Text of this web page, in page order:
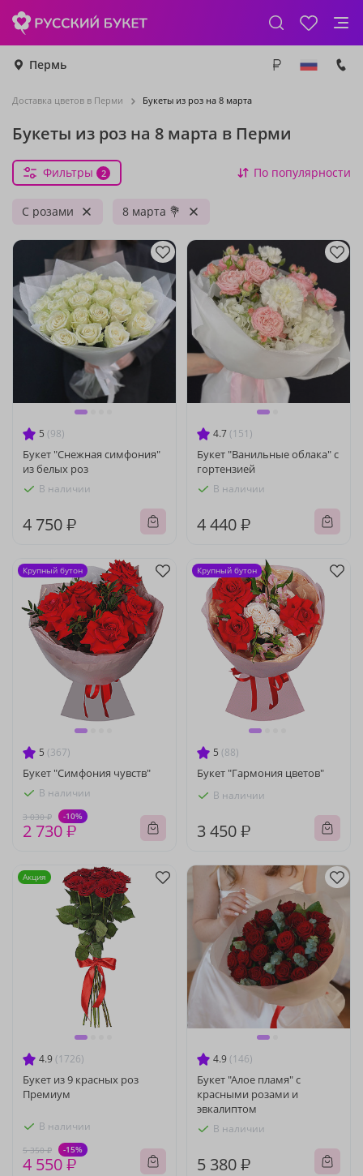
Пермь
Доставка цветов в Перми Букеты из роз на 8 марта
Букеты из роз на 8 марта в Перми
Фильтры 2 По популярности
С розами 8 марта 💐
5 (98)
Букет "Снежная симфония"
из белых роз
В наличии
4 750 ₽
4.7 (151)
Букет "Ванильные облака" с
гортензией
В наличии
4 440 ₽
5 (367)
Букет "Симфония чувств"
В наличии
3 030 ₽ -10%
2 730 ₽
Крупный бутон
5 (88)
Букет "Гармония цветов"
В наличии
3 450 ₽
Крупный бутон
4.9 (1726)
Букет из 9 красных роз
Премиум
В наличии
5 350 ₽ -15%
4 550 ₽
Акция
4.9 (146)
Букет "Алое пламя" с
красными розами и
эвкалиптом
В наличии
5 380 ₽